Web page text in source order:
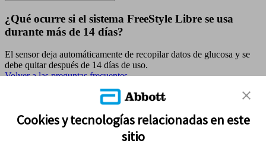
¿Qué ocurre si el sistema FreeStyle Libre se usa
durante más de 14 días?
El sensor deja automáticamente de recopilar datos de glucosa y se
debe quitar después de 14 días de uso.
Volver a las preguntas frecuentes
Cookies y tecnologías relacionadas en este
sitio